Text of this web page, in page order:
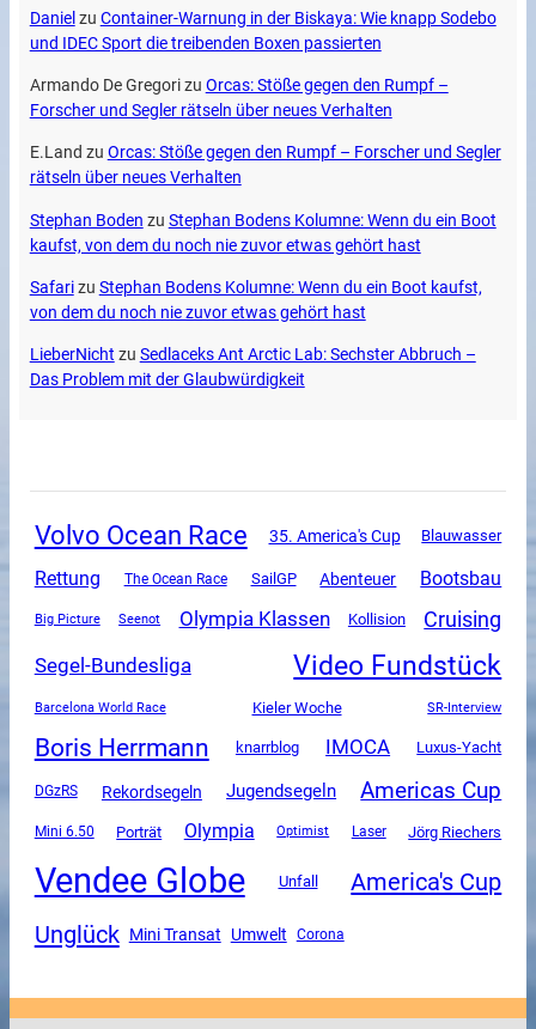
Daniel zu Container-Warnung in der Biskaya: Wie knapp Sodebo
und IDEC Sport die treibenden Boxen passierten
Armando De Gregorizu Orcas: Stöße gegen den Rumpf –
Forscher und Segler rätseln über neues Verhalten
E.Land zu Orcas: Stöße gegen den Rumpf – Forscher und Segler
rätseln über neues Verhalten
Stephan Boden zu Stephan Bodens Kolumne: Wenn du ein Boot
kaufst, von dem du noch nie zuvor etwas gehört hast
Safarizu Stephan Bodens Kolumne: Wenn du ein Boot kaufst,
von dem du noch nie zuvor etwas gehört hast
LieberNicht zu Sedlaceks Ant Arctic Lab: Sechster Abbruch –
Das Problem mit der Glaubwürdigkeit
Volvo Ocean Race 35. America's Cup Blauwasser
Rettung The Ocean Race SailGP Abenteuer Bootsbau
Big Picture Seenot Olympia Klassen Kollision Cruising
Segel-Bundesliga Video Fundstück
Barcelona World Race Kieler Woche SR-Interview
Boris Herrmann knarrblog IMOCA Luxus-Yacht
DGzRS Rekordsegeln Jugendsegeln Americas Cup
Mini 6.50 Porträt Olympia Optimist Laser Jörg Riechers
Vendee Globe Unfall
America's Cup
Unglück Mini Transat Umwelt Corona